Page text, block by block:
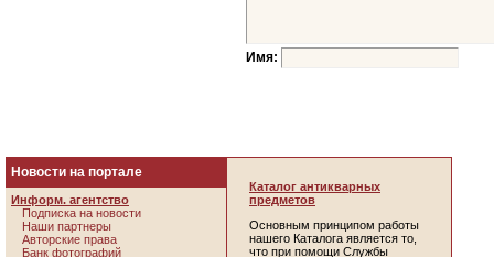
Имя:
Новости на портале
Информ. агентство
Подписка на новости
Наши партнеры
Авторские права
Банк фотографий
Каталог антикварных
предметов
Основным принципом работы
нашего Каталога является то,
что при помощи Службы